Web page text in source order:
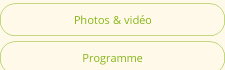
Programme
Photos & vidéo